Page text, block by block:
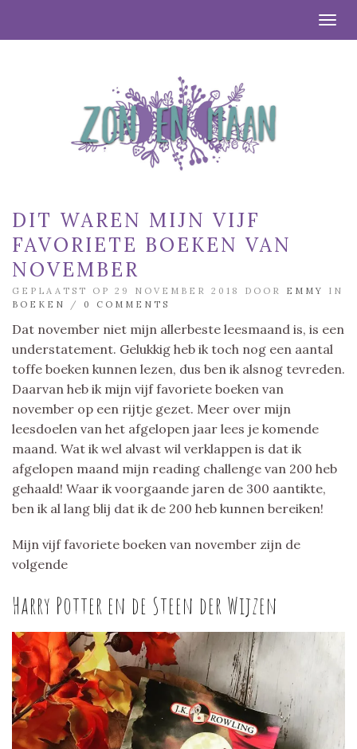
DIT WAREN MIJN VIJF
FAVORIETE BOEKEN VAN
NOVEMBER
GEPLAATST OP 29 NOVEMBER 2018 DOOR EMMY
IN
BOEKEN
/ 0 COMMENTS
Dat november niet mijn allerbeste leesmaand is, is een
understatement. Gelukkig heb ik toch nog een aantal
toffe boeken kunnen lezen, dus ben ik alsnog tevreden.
Daarvan heb ik mijn vijf favoriete boeken van
november op een rijtje gezet. Meer over mijn
leesdoelen van het afgelopen jaar lees je komende
maand. Wat ik wel alvast wil verklappen is dat ik
afgelopen maand mijn reading challenge van 200 heb
gehaald! Waar ik voorgaande jaren de 300 aantikte,
ben ik al lang blij dat ik de 200 heb kunnen bereiken!
Mijn vijf favoriete boeken van november zijn de
volgende
Harry Potter en de Steen der Wijzen